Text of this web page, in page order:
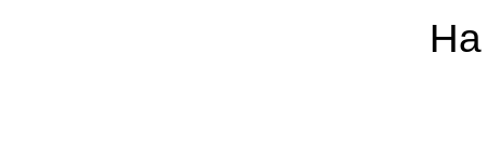
На